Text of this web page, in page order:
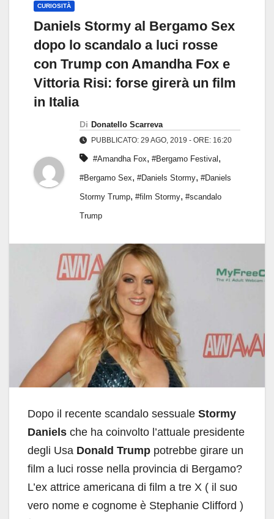
CURIOSITÀ
Daniels Stormy al Bergamo Sex
dopo lo scandalo a luci rosse
con Trump con Amandha Fox e
Vittoria Risi: forse girerà un film
in Italia
Di Donatello Scarreva
PUBBLICATO: 29 AGO, 2019 - ORE: 16:20
#Amandha Fox, #Bergamo Festival ,
#Bergamo Sex, #Daniels Stormy, #Daniels
Stormy Trump, #film Stormy, #scandalo
Trump
Dopo il recente scandalo sessuale Stormy
Daniels che ha coinvolto l’attuale presidente
degli Usa Donald Trump potrebbe girare un
film a luci rosse nella provincia di Bergamo?
L’ex attrice americana di film a tre X ( il suo
vero nome e cognome è Stephanie Clifford )